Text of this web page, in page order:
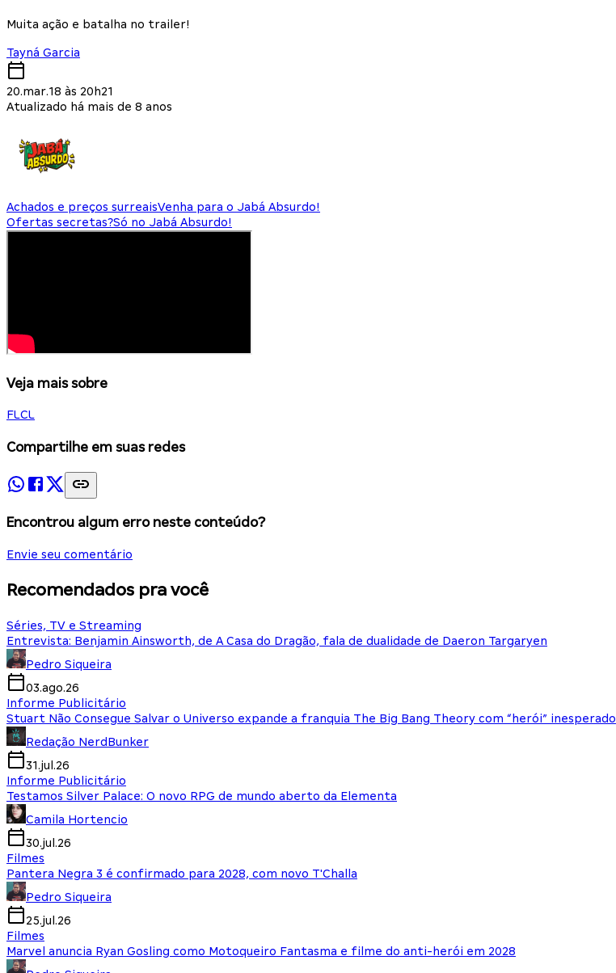
Muita ação e batalha no trailer!
Tayná Garcia
20.mar.18 às 20h21
Atualizado há mais de 8 anos
Achados e preços surreaisVenha para o Jabá Absurdo!
Ofertas secretas?Só no Jabá Absurdo!
Veja mais sobre
FLCL
Compartilhe em suas redes
Encontrou algum erro neste conteúdo?
Envie seu comentário
Recomendados pra você
Séries, TV e Streaming
Entrevista: Benjamin Ainsworth, de A Casa do Dragão, fala de dualidade de Daeron Targaryen
Pedro Siqueira
03.ago.26
Informe Publicitário
Stuart Não Consegue Salvar o Universo expande a franquia The Big Bang Theory com “herói” inesperado
Redação NerdBunker
31.jul.26
Informe Publicitário
Testamos Silver Palace: O novo RPG de mundo aberto da Elementa
Camila Hortencio
30.jul.26
Filmes
Pantera Negra 3 é confirmado para 2028, com novo T'Challa
Pedro Siqueira
25.jul.26
Filmes
Marvel anuncia Ryan Gosling como Motoqueiro Fantasma e filme do anti-herói em 2028